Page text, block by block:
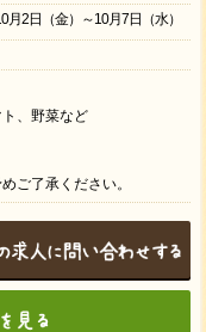
月2日（金）～10月7日（水）
、野菜など
ご了承ください。